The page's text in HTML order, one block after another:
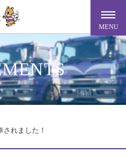
れました！